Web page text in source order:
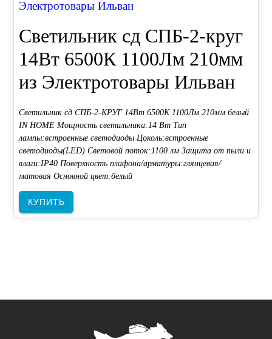
Электротовары Ильван
Светильник сд СПБ-2-круг
14Вт 6500К 1100Лм 210мм
из Электротовары Ильван
Светильник сд СПБ-2-КРУГ 14Вт 6500К 1100Лм 210мм белый
IN HOME Мощность светильника:14 Вт Тип
лампы:встроенные светодиоды Цоколь:встроенные
светодиоды(LED) Световой поток:1100 лм Защита от пыли и
влаги:IP40 Поверхность плафона/арматуры:глянцевая/
матовая Основной цвет:белый
КУПИТЬ